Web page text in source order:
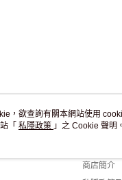
關於我
商店簡介
，欲查詢有關本網站使用
「 私隱政策 」之 Cookie 聲明